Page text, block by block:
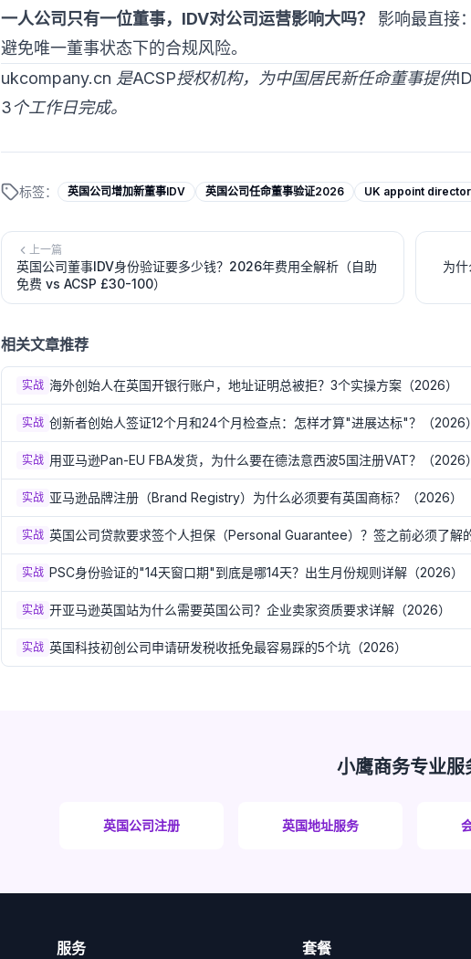
一人公司只有一位董事，IDV对公司运营影响大吗？
影响最直接
避免唯一董事状态下的合规风险。
ukcompany.cn 是ACSP授权机构，为中国居民新任命董事提供
3个工作日完成。
标签： 英国公司增加新董事IDV 英国公司任命董事验证2026 UK appoint
上一篇
英国公司董事IDV身份验证要多少钱？2026年费用全解析（自助
免费 vs ACSP £30-100）
为
相关文章推荐
实战 海外创始人在英国开银行账户，地址证明总被拒？3个实操方案（2026）
实战 创新者创始人签证12个月和24个月检查点：怎样才算"进展达标"？（2026）
实战 用亚马逊Pan-EU FBA发货，为什么要在德法意西波5国注册VAT？（2026）
实战 亚马逊品牌注册（Brand Registry）为什么必须要有英国商标？（2026）
实战 英国公司贷款要求签个人担保（Personal Guarantee）？签之前必须了解
实战 PSC身份验证的"14天窗口期"到底是哪14天？出生月份规则详解（2026）
实战 开亚马逊英国站为什么需要英国公司？企业卖家资质要求详解（2026）
实战 英国科技初创公司申请研发税收抵免最容易踩的5个坑（2026）
小鹰商务专业服
英国公司注册 英国地址服务
服务 套餐